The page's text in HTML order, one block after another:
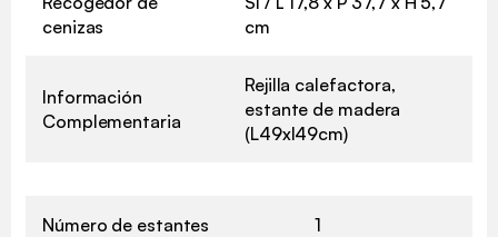
cenizas
cm
Información
Complementaria
Rejilla calefactora,
estante de madera
(L49xl49cm)
Número de estantes 1